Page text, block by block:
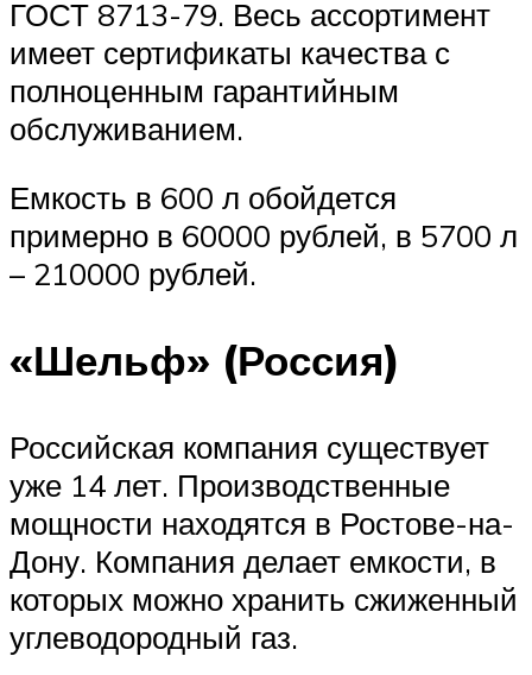
ГОСТ 8713-79. Весь ассортимент
имеет сертификаты качества с
полноценным гарантийным
обслуживанием.
Емкость в 600 л обойдется
примерно в 60000 рублей, в 5700 л
– 210000 рублей.
«Шельф» (Россия)
Российская компания существует
уже 14 лет. Производственные
мощности находятся в Ростове-на-
Дону. Компания делает емкости, в
которых можно хранить сжиженный
углеводородный газ.